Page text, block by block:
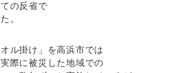
の反省で
。
ル掛け」を高浜市では
際に被災した地域での